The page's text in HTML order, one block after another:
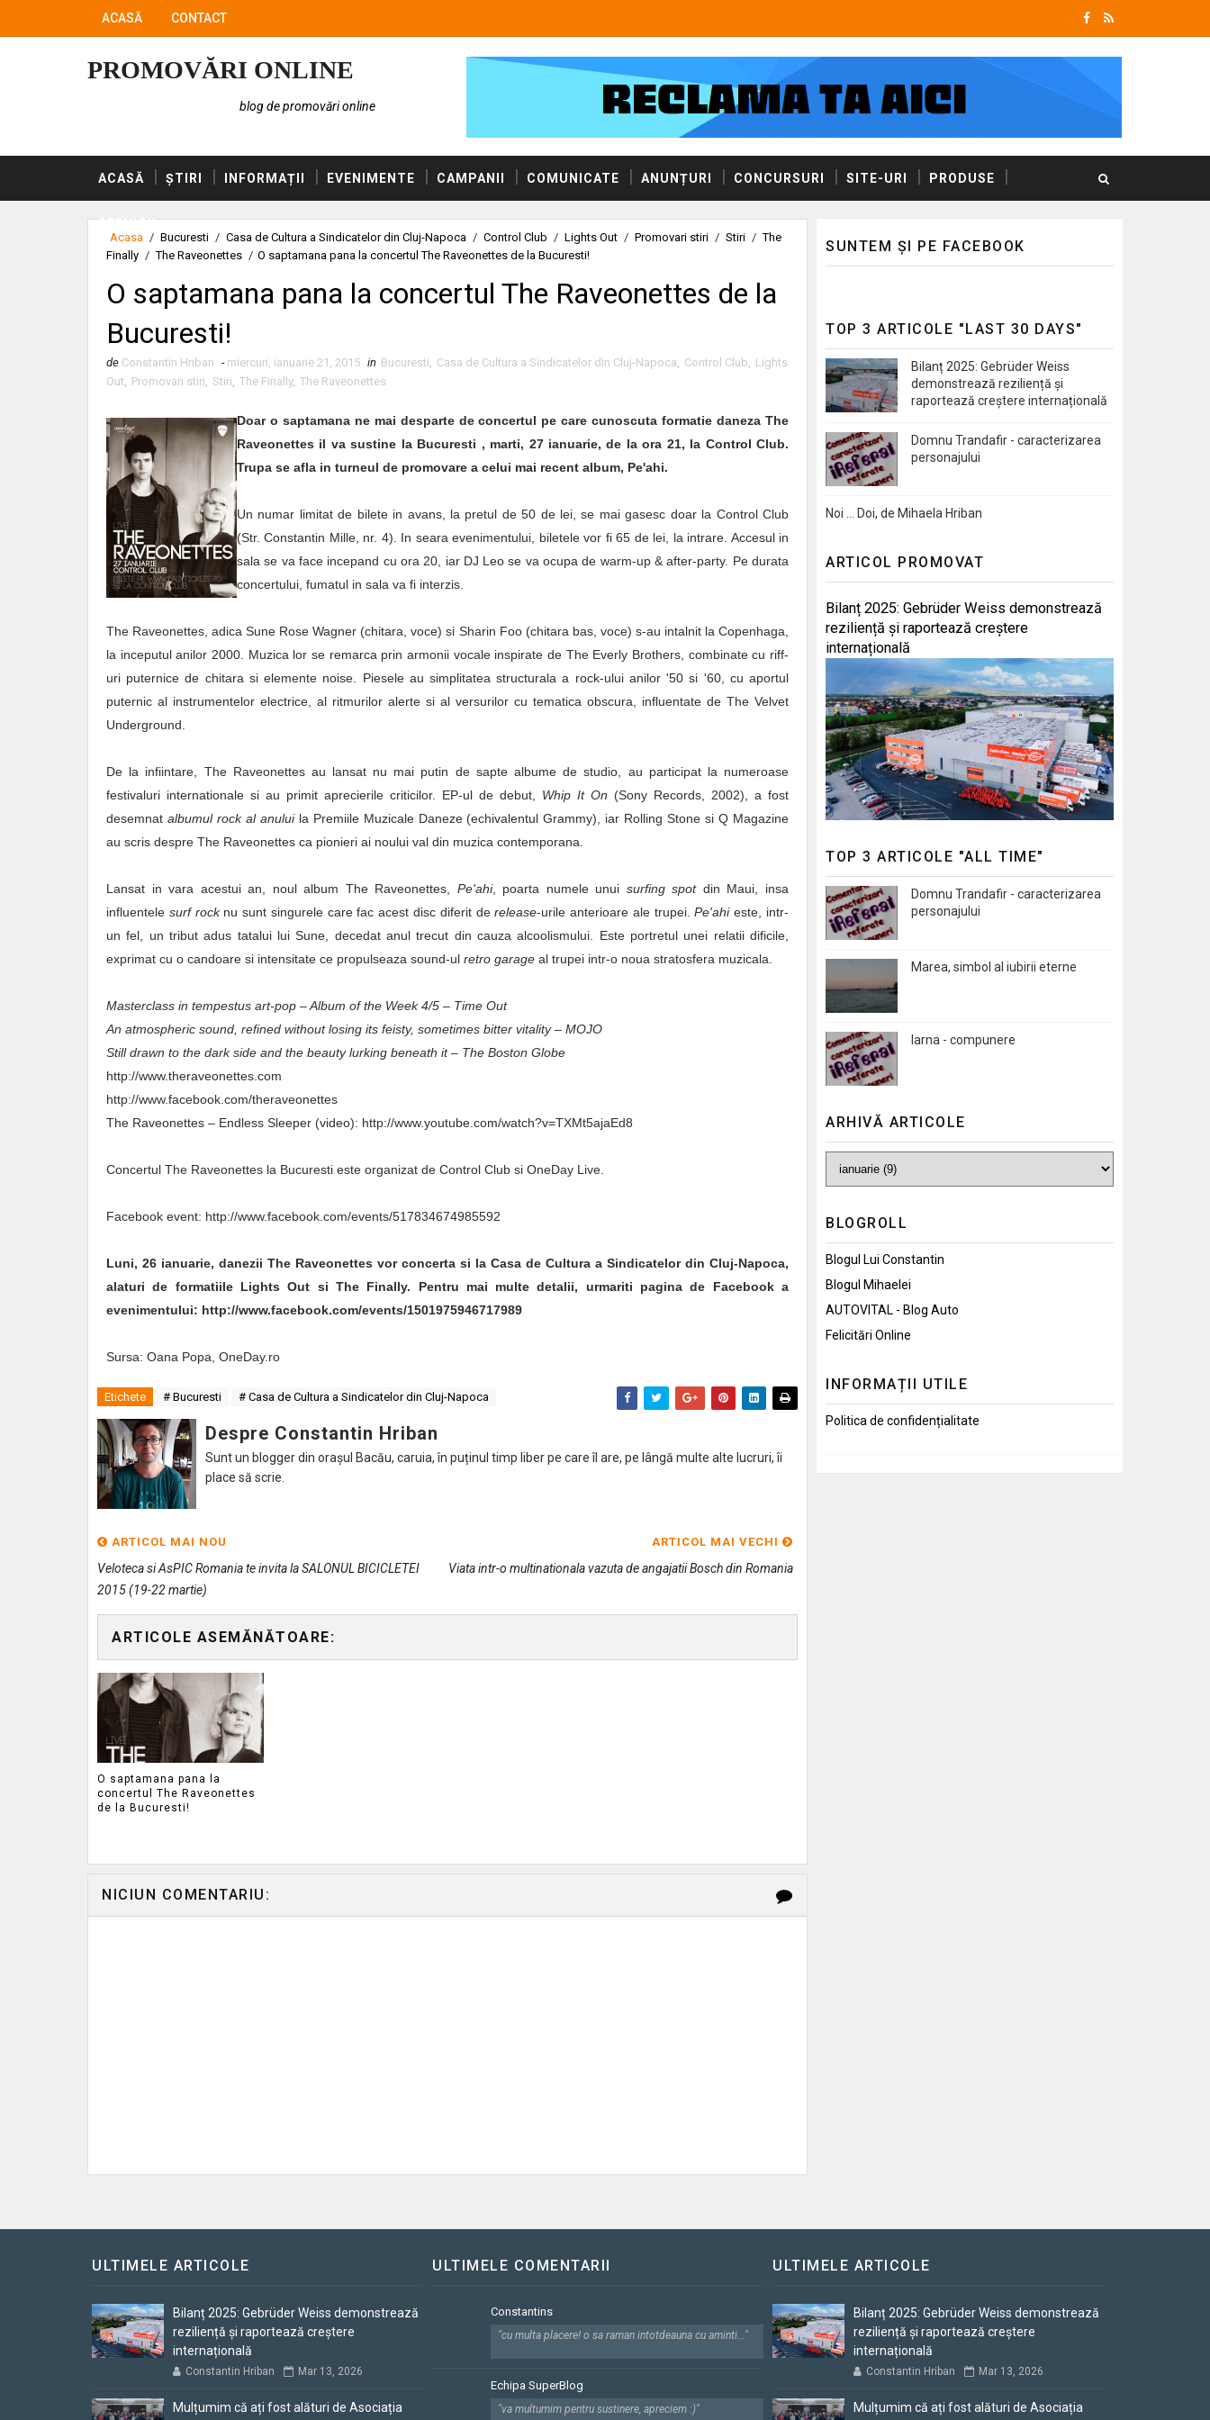
ACASĂ CONTACT
PROMOVĂRI ONLINE
blog de promovări online
ACASĂ ȘTIRI INFORMAȚII EVENIMENTE CAMPANII COMUNICATE ANUNȚURI CONCURSURI SITE-URI PRODUSE
SERVICII
Acasa / Bucuresti / Casa de Cultura a Sindicatelor din Cluj-Napoca / Control Club / Lights Out / Promovari stiri / Stiri / The
Finally / The Raveonettes / O saptamana pana la concertul The Raveonettes de la Bucuresti!
O saptamana pana la concertul The Raveonettes de la
Bucuresti!
de Constantin Hriban - miercuri, ianuarie 21, 2015 in Bucuresti, Casa de Cultura a Sindicatelor din Cluj-Napoca, Control Club, Lights
Out, Promovari stiri, Stiri, The Finally, The Raveonettes
Doar o saptamana ne mai desparte de concertul pe care cunoscuta formatie daneza The
Raveonettes il va sustine la Bucuresti , marti, 27 ianuarie, de la ora 21, la Control Club.
Trupa se afla in turneul de promovare a celui mai recent album, Pe'ahi.
Un numar limitat de bilete in avans, la pretul de 50 de lei, se mai gasesc doar la Control Club
(Str. Constantin Mille, nr. 4). In seara evenimentului, biletele vor fi 65 de lei, la intrare. Accesul in
sala se va face incepand cu ora 20, iar DJ Leo se va ocupa de warm-up & after-party. Pe durata
concertului, fumatul in sala va fi interzis.
The Raveonettes, adica Sune Rose Wagner (chitara, voce) si Sharin Foo (chitara bas, voce) s-au intalnit la Copenhaga,
la inceputul anilor 2000. Muzica lor se remarca prin armonii vocale inspirate de The Everly Brothers, combinate cu riff-
uri puternice de chitara si elemente noise. Piesele au simplitatea structurala a rock-ului anilor '50 si '60, cu aportul
puternic al instrumentelor electrice, al ritmurilor alerte si al versurilor cu tematica obscura, influentate de The Velvet
Underground.
De la infiintare, The Raveonettes au lansat nu mai putin de sapte albume de studio, au participat la numeroase
festivaluri internationale si au primit aprecierile criticilor. EP-ul de debut, Whip It On (Sony Records, 2002), a fost
desemnat albumul rock al anului la Premiile Muzicale Daneze (echivalentul Grammy), iar Rolling Stone si Q Magazine
au scris despre The Raveonettes ca pionieri ai noului val din muzica contemporana.
Lansat in vara acestui an, noul album The Raveonettes, Pe'ahi, poarta numele unui surfing spotdin Maui, insa
influentele surf rocknu sunt singurele care fac acest disc diferit derelease-urile anterioare ale trupei.Pe'ahieste, intr-
un fel, un tribut adus tatalui lui Sune, decedat anul trecut din cauza alcoolismului. Este portretul unei relatii dificile,
exprimat cu o candoare si intensitate ce propulseaza sound-ul retro garage al trupei intr-o noua stratosfera muzicala.
Masterclass in tempestus art-pop – Album of the Week 4/5 – Time Out
An atmospheric sound, refined without losing its feisty, sometimes bitter vitality – MOJO
Still drawn to the dark side and the beauty lurking beneath it – The Boston Globe
http://www.theraveonettes.com
http://www.facebook.com/theraveonettes
The Raveonettes – Endless Sleeper (video): http://www.youtube.com/watch?v=TXMt5ajaEd8
Concertul The Raveonettes la Bucuresti este organizat de Control Club si OneDay Live.
Facebook event: http://www.facebook.com/events/517834674985592
Luni, 26 ianuarie, danezii The Raveonettes vor concerta si la Casa de Cultura a Sindicatelor din Cluj-Napoca,
alaturi de formatiile Lights Out si The Finally. Pentru mai multe detalii, urmariti pagina de Facebook a
evenimentului: http://www.facebook.com/events/1501975946717989
Sursa: Oana Popa, OneDay.ro
Etichete # Bucuresti # Casa de Cultura a Sindicatelor din Cluj-Napoca
Despre Constantin Hriban
Sunt un blogger din orașul Bacău, caruia, în puținul timp liber pe care îl are, pe lângă multe alte lucruri, îi
place să scrie.
ARTICOL MAI NOU
Veloteca si AsPIC Romania te invita la SALONUL BICICLETEI
2015 (19-22 martie)
ARTICOL MAI VECHI
Viata intr-o multinationala vazuta de angajatii Bosch din Romania
ARTICOLE ASEMĂNĂTOARE:
O saptamana pana la
concertul The Raveonettes
de la Bucuresti!
NICIUN COMENTARIU:
SUNTEM ȘI PE FACEBOOK
TOP 3 ARTICOLE "LAST 30 DAYS"
Bilanț 2025: Gebrüder Weiss
demonstrează reziliență și
raportează creștere internațională
Domnu Trandafir - caracterizarea
personajului
Noi … Doi, de Mihaela Hriban
ARTICOL PROMOVAT
Bilanț 2025: Gebrüder Weiss demonstrează
reziliență și raportează creștere
internațională
TOP 3 ARTICOLE "ALL TIME"
Domnu Trandafir - caracterizarea
personajului
Marea, simbol al iubirii eterne
Iarna - compunere
ARHIVĂ ARTICOLE
BLOGROLL
Blogul Lui Constantin
Blogul Mihaelei
AUTOVITAL - Blog Auto
Felicitări Online
INFORMAȚII UTILE
Politica de confidențialitate
ULTIMELE ARTICOLE
Bilanț 2025: Gebrüder Weiss demonstrează
reziliență și raportează creștere
internațională
Constantin Hriban Mar 13, 2026
Mulțumim că ați fost alături de Asociația
ULTIMELE COMENTARII
Constantins
"cu multa placere! o sa raman intotdeauna cu aminti..."
Echipa SuperBlog
"va multumim pentru sustinere, apreciem :)"
ULTIMELE ARTICOLE
Bilanț 2025: Gebrüder Weiss demonstrează
reziliență și raportează creștere
internațională
Constantin Hriban Mar 13, 2026
Mulțumim că ați fost alături de Asociația